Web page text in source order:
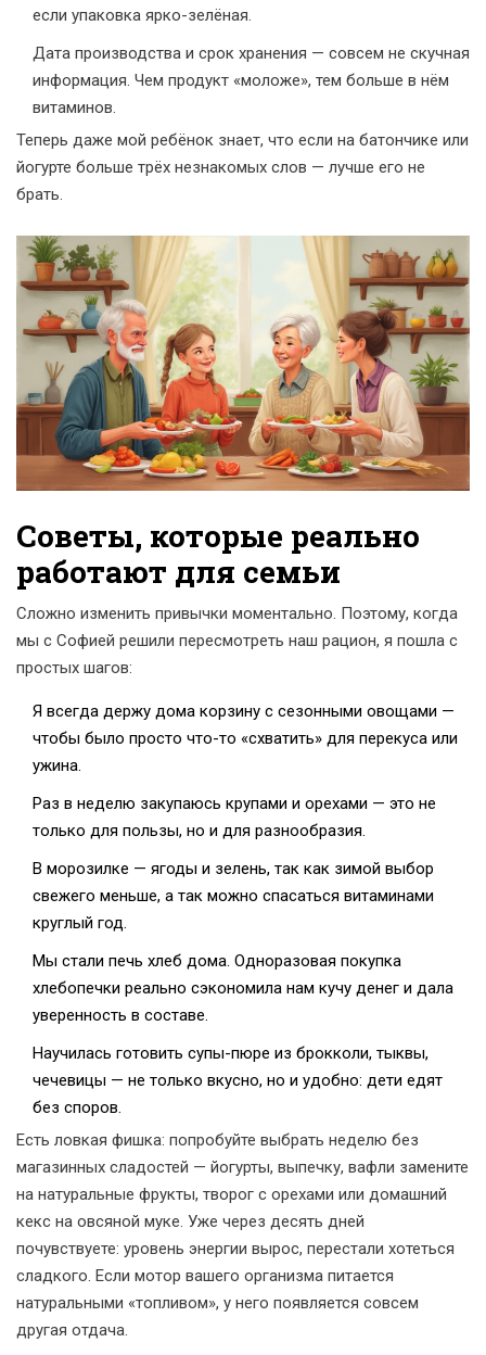
если упаковка ярко-зелёная.
Дата производства и срок хранения — совсем не скучная
информация. Чем продукт «моложе», тем больше в нём
витаминов.
Теперь даже мой ребёнок знает, что если на батончике или
йогурте больше трёх незнакомых слов — лучше его не
брать.
Советы, которые реально
работают для семьи
Сложно изменить привычки моментально. Поэтому, когда
мы с Софией решили пересмотреть наш рацион, я пошла с
простых шагов:
Я всегда держу дома корзину с сезонными овощами —
чтобы было просто что-то «схватить» для перекуса или
ужина.
Раз в неделю закупаюсь крупами и орехами — это не
только для пользы, но и для разнообразия.
В морозилке — ягоды и зелень, так как зимой выбор
свежего меньше, а так можно спасаться витаминами
круглый год.
Мы стали печь хлеб дома. Одноразовая покупка
хлебопечки реально сэкономила нам кучу денег и дала
уверенность в составе.
Научилась готовить супы-пюре из брокколи, тыквы,
чечевицы — не только вкусно, но и удобно: дети едят
без споров.
Есть ловкая фишка: попробуйте выбрать неделю без
магазинных сладостей — йогурты, выпечку, вафли замените
на натуральные фрукты, творог с орехами или домашний
кекс на овсяной муке. Уже через десять дней
почувствуете: уровень энергии вырос, перестали хотеться
сладкого. Если мотор вашего организма питается
натуральными «топливом», у него появляется совсем
другая отдача.